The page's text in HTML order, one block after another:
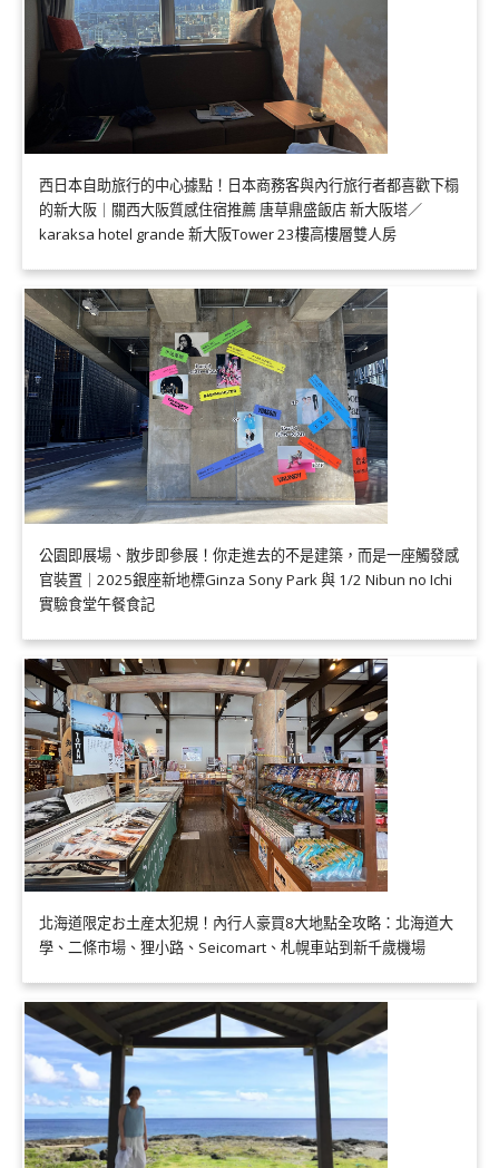
西日本自助旅行的中心據點！日本商務客與內行旅行者都喜歡下榻
的新大阪｜關西大阪質感住宿推薦 唐草鼎盛飯店 新大阪塔／
karaksa hotel grande 新大阪Tower 23樓高樓層雙人房
公園即展場、散步即參展！你走進去的不是建築，而是一座觸發感
官裝置｜2025銀座新地標Ginza Sony Park 與 1/2 Nibun no Ichi
實驗食堂午餐食記
北海道限定お土産太犯規！內行人豪買8大地點全攻略：北海道大
學、二條市場、狸小路、Seicomart、札幌車站到新千歲機場